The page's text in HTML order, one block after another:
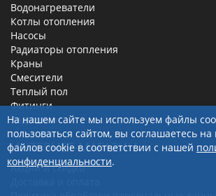
Водонагреватели
Котлы отопления
Насосы
Радиаторы отопления
Краны
Смесители
Теплый пол
Фитинги
Задвижки
ИНТЕРНЕТ-МАГАЗИН
Акции и скидки
На нашем сайте мы используем файлы
пользоваться сайтом, вы соглашаетесь
файлов cookie в соответствии с нашей
конфиденциальности.